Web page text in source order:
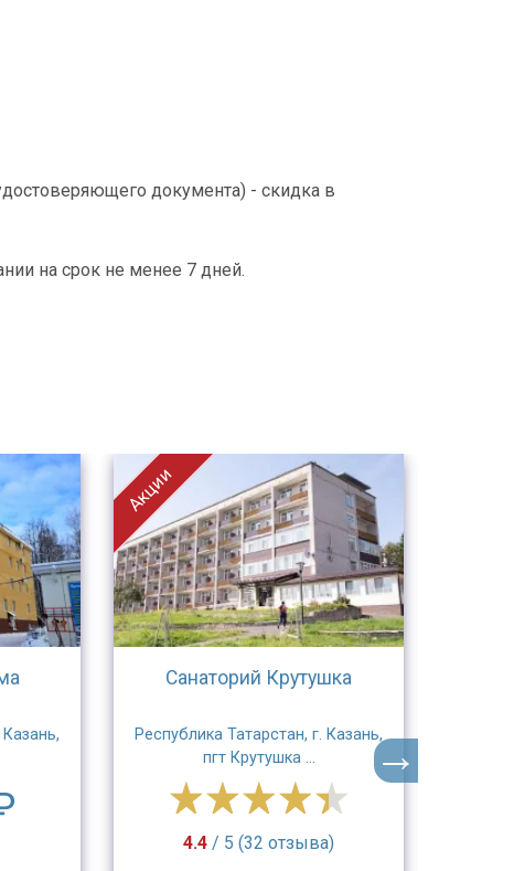
документа) - скидка в
на срок не менее 7 дней.
Акции
Санаторий Крутушка
Республика Татарстан, г. Казань,
пгт Крутушка ...
4.4 / 5 (32 отзыва)